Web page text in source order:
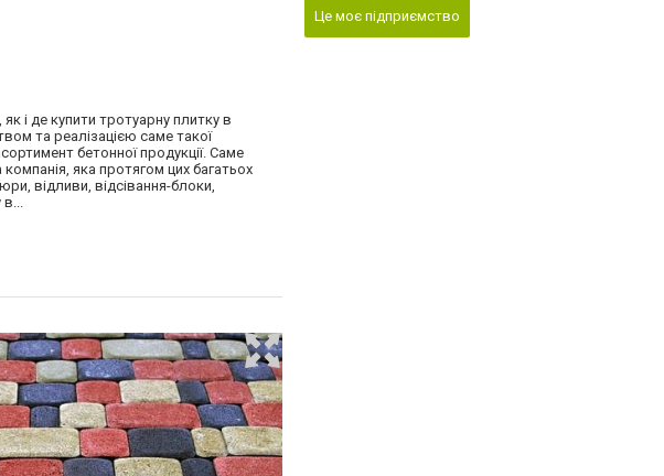
і де купити тротуарну плитку в
та реалізацією саме такої
бетонної продукції. Саме
яка протягом цих багатьох
відливи, відсівання-блоки,
Це моє підприємство